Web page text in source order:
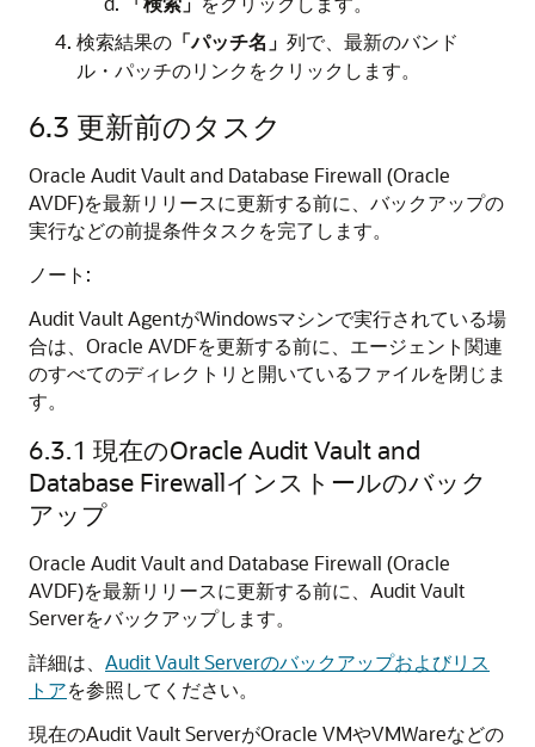
検索結果の 「パッチ名」 列で、最新のバンド
ル・パッチのリンクをクリックします。
6.3 更新前のタスク
Oracle Audit Vault and Database Firewall (Oracle
AVDF)を最新リリースに更新する前に、バックアップの
実行などの前提条件タスクを完了します。
ノート:
Audit Vault AgentがWindowsマシンで実行されている場
合は、Oracle AVDFを更新する前に、エージェント関連
のすべてのディレクトリと開いているファイルを閉じま
す。
6.3.1 現在のOracle Audit Vault and
Database Firewallインストールのバック
アップ
Oracle Audit Vault and Database Firewall (Oracle
AVDF)を最新リリースに更新する前に、Audit Vault
Serverをバックアップします。
詳細は、 Audit Vault Serverのバックアップおよびリス
トアを参照してください。
現在のAudit Vault ServerがOracle VMやVMWareなどの